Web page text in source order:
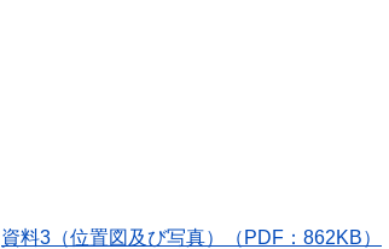
資料3（位置図及び写真）（PDF：862KB）